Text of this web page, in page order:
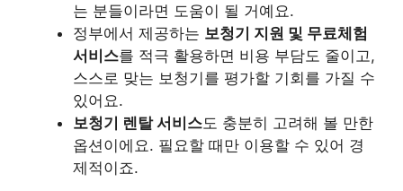
는 분들이라면 도움이 될 거예요.
정부에서 제공하는 보청기 지원 및 무료체험
서비스를 적극 활용하면 비용 부담도 줄이고,
스스로 맞는 보청기를 평가할 기회를 가질 수
있어요.
보청기 렌탈 서비스도 충분히 고려해 볼 만한
옵션이에요. 필요할 때만 이용할 수 있어 경
제적이죠.